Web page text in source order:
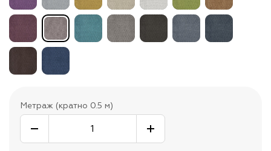
Метраж (кратно 0.5 м)